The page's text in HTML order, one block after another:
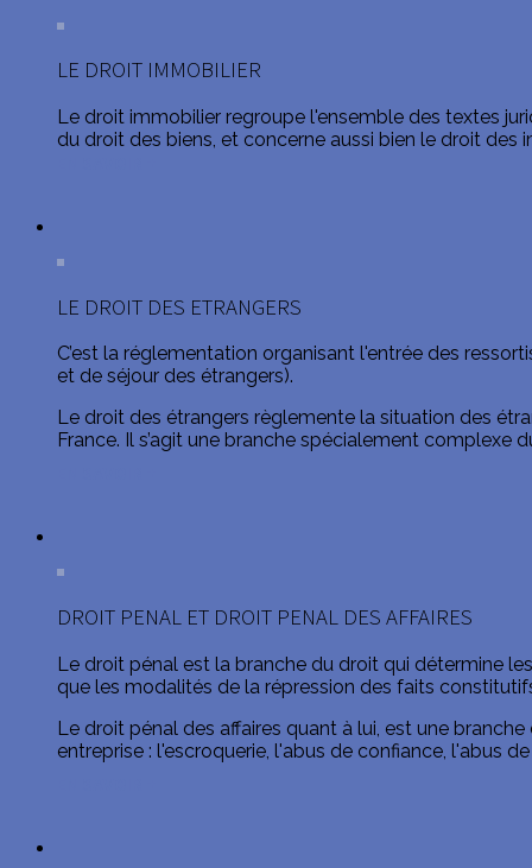
LE DROIT IMMOBILIER
Le droit immobilier regroupe l'ensemble des textes
du droit des biens, et concerne aussi bien le droit
LE DROIT DES ETRANGERS
C’est la réglementation organisant l'entrée des
et de séjour des étrangers).
Le droit des étrangers règlemente la situation des
France. Il s’agit une branche spécialement
DROIT PENAL ET DROIT PENAL DES AFFAIRES
Le droit pénal est la branche du droit qui détermine
que les modalités de la répression des faits
Le droit pénal des affaires quant à lui, est une
entreprise : l'escroquerie, l'abus de confiance, l'abus